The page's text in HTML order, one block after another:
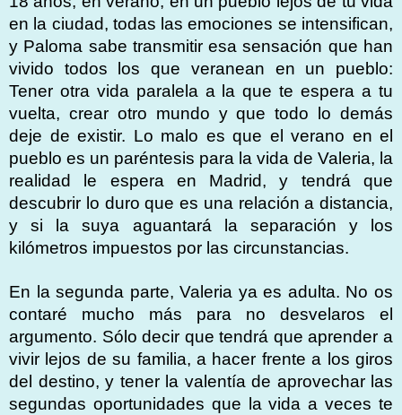
en la ciudad, todas las emociones se intensifican,
y Paloma sabe transmitir esa sensación que han
vivido todos los que veranean en un pueblo:
Tener otra vida paralela a la que te espera a tu
vuelta, crear otro mundo y que todo lo demás
deje de existir. Lo malo es que el verano en el
pueblo es un paréntesis para la vida de Valeria, la
realidad le espera en Madrid, y tendrá que
descubrir lo duro que es una relación a distancia,
y si la suya aguantará la separación y los
kilómetros impuestos por las circunstancias.
En la segunda parte, Valeria ya es adulta. No os
contaré mucho más para no desvelaros el
argumento. Sólo decir que tendrá que aprender a
vivir lejos de su familia, a hacer frente a los giros
del destino, y tener la valentía de aprovechar las
segundas oportunidades que la vida a veces te